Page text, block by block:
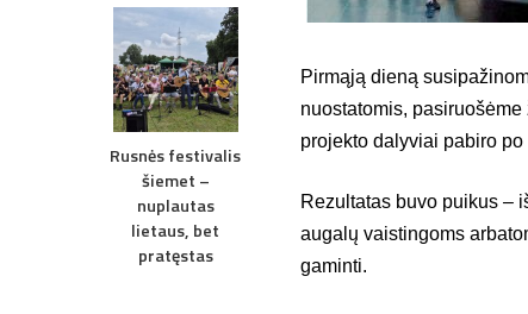
Rusnės festivalis
šiemet –
nuplautas
lietaus, bet
pratęstas
Pirmąją dieną
nuostatomis,
projekto dalyviai pabiro
Rezultatas buvo puikus –
augalų vaistingoms
gaminti.